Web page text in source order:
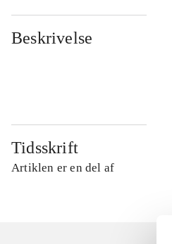
Beskrivelse
Tidsskrift
Artiklen er en del af